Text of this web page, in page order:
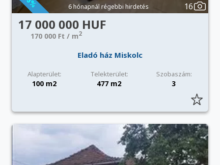
6 hónapnál régebbi hirdetés 16
17 000 000 HUF
170 000 Ft / m2
Eladó ház Miskolc
Alapterület: Telekterület: Szobaszám:
100 m2 477 m2 3